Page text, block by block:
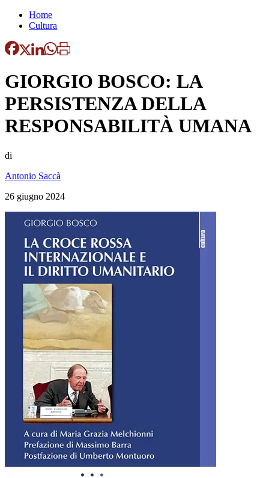
Home
Cultura
GIORGIO BOSCO: LA
PERSISTENZA DELLA
RESPONSABILITÀ UMANA
di
Antonio Saccà
26 giugno 2024